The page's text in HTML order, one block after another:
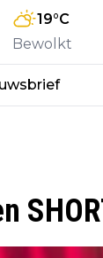
19°C
Bewolkt